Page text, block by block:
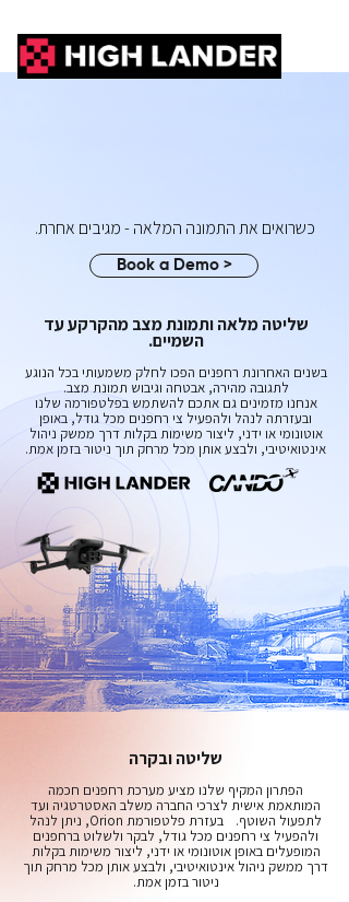
כשרואים את התמונה המלאה - מגיבים אחרת.
שליטה מלאה ותמונת מצב מהקרקע עד
השמיים.
בשנים האחרונת רחפנים הפכו לחלק משמעותי בכל הנוגע
לתגובה מהירה, אבטחה וגיבוש תמונת מצב.
אנחנו מזמינים גם אתכם להשתמש בפלטפורמה שלנו
ובעזרתה לנהל ולהפעיל צי רחפנים מכל גודל, באופן
אוטונומי או ידני, ליצור משימות בקלות דרך ממשק ניהול
אינטואיטיבי, ולבצע אותן מכל מרחק תוך ניטור בזמן אמת.
Book a Demo >
שליטה ובקרה
הפתרון המקיף שלנו מציע מערכת רחפנים חכמה
המותאמת אישית לצרכי החברה משלב האסטרטגיה ועד
לתפעול השוטף. בעזרת פלטפורמת Orion, ניתן לנהל
ולהפעיל צי רחפנים מכל גודל, לבקר ולשלוט ברחפנים
המופעלים באופן אוטונומי או ידני, ליצור משימות בקלות
דרך ממשק ניהול אינטואיטיבי, ולבצע אותן מכל מרחק תוך
ניטור בזמן אמת.